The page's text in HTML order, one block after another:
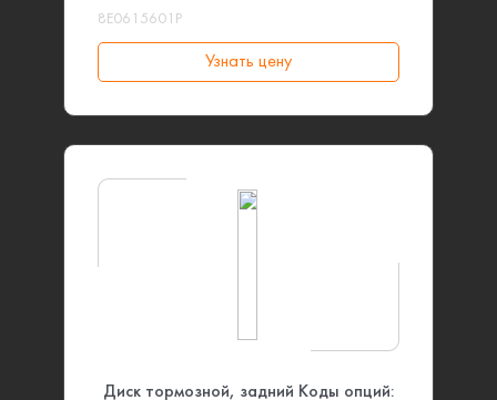
8E0615601P
Узнать цену
Диск тормозной, задний Коды опций: